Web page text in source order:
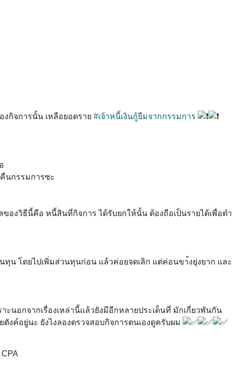
งกิจการนั้น เหลือยอดราย #เจ้าหนี้เงินกู้ยืมจากกรรมการ
นกรรมการซะ
องวิธีนี้คือ หนี้สินที่กิจการ ได้รับยกให้นั้น ต้องถือเป็นรายได้เพื่อตำ
น โดยไปเพิ่มส่วนทุนก่อน แล้วค่อยจดเลิก แต่ค่อนขา้งยุ่งยาก และ
ะนอกจากเรื่องเหล่านี้แล้วยังมีอีกหลายประเด็นที่ มักเกี่ยวพันกัน
งค์อยู่นะ ยังไงลองตรวจสอบกิจการตนเองดูครับผม